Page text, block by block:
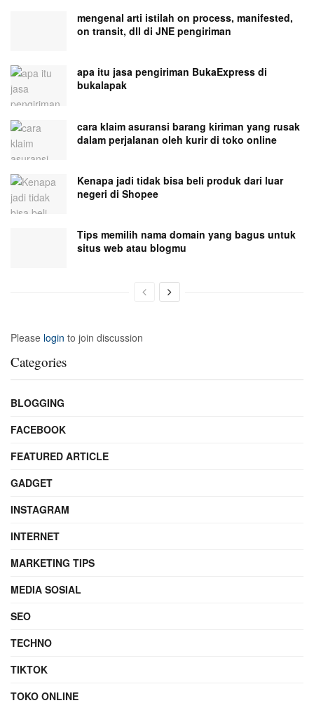
mengenal arti istilah on process, manifested,
on transit, dll di JNE pengiriman
apa itu jasa pengiriman BukaExpress di
bukalapak
cara klaim asuransi barang kiriman yang rusak
dalam perjalanan oleh kurir di toko online
Kenapa jadi tidak bisa beli produk dari luar
negeri di Shopee
Tips memilih nama domain yang bagus untuk
situs web atau blogmu
Please login to join discussion
Categories
BLOGGING
FACEBOOK
FEATURED ARTICLE
GADGET
INSTAGRAM
INTERNET
MARKETING TIPS
MEDIA SOSIAL
SEO
TECHNO
TIKTOK
TOKO ONLINE